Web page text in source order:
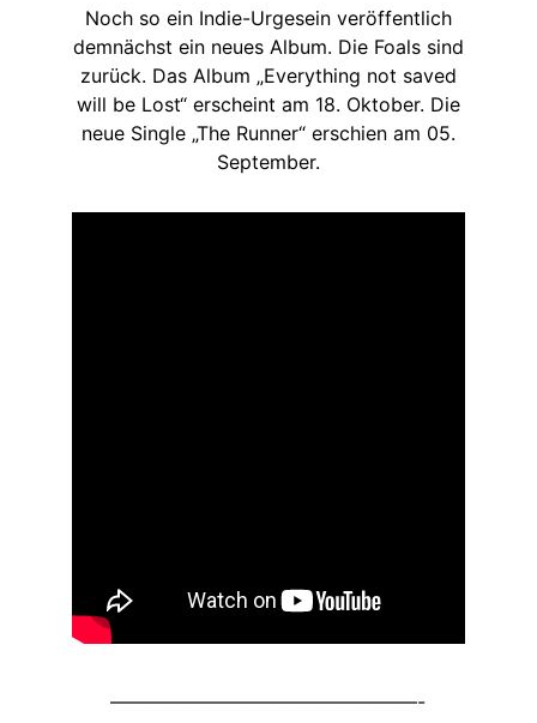
Noch so ein Indie-Urgesein veröffentlich
demnächst ein neues Album. Die Foals sind
zurück. Das Album „Everything not saved
will be Lost“ erscheint am 18. Oktober. Die
neue Single „The Runner“ erschien am 05.
September.
————————————————-